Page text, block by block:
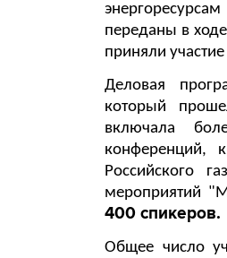
переданы в
приняли
Деловая
который
включала
конференций,
Российского
мероприятий
400 спикеров.
Общее число